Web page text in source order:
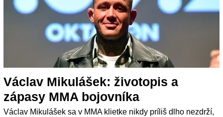
Václav Mikulášek: životopis a
zápasy MMA bojovníka
Václav Mikulášek sa v MMA klietke nikdy príliš dlho nezdrží,